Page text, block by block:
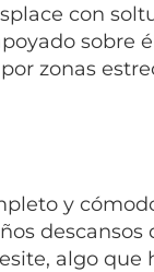
con
sobre
zonas
y
algo